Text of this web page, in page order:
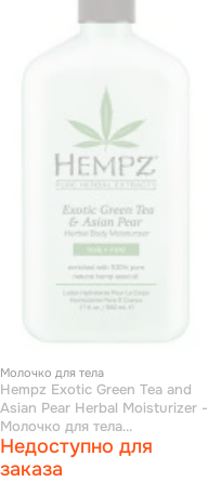
Молочко для тела
Hempz Exotic Green Tea and
Asian Pear Herbal Moisturizer -
Молочко для тела
увлажняющее Зеленый чай и
Груша 500 мл
Недоступно для
заказа